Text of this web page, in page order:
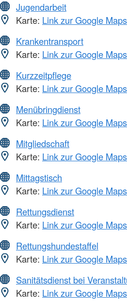
Jugendarbeit
Karte: Link zur Google
Krankentransport
Karte: Link zur Google
Kurzzeitpflege
Karte: Link zur Google
Menübringdienst
Karte: Link zur Google
Mitgliedschaft
Karte: Link zur Google
Mittagstisch
Karte: Link zur Google
Rettungsdienst
Karte: Link zur Google
Rettungshundestaffel
Karte: Link zur Google
Sanitätsdienst bei
Karte: Link zur Google